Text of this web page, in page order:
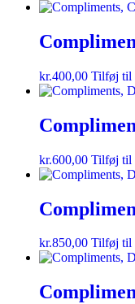
kr.400,00 Tilføj til
kr.600,00 Tilføj til
kr.850,00 Tilføj til